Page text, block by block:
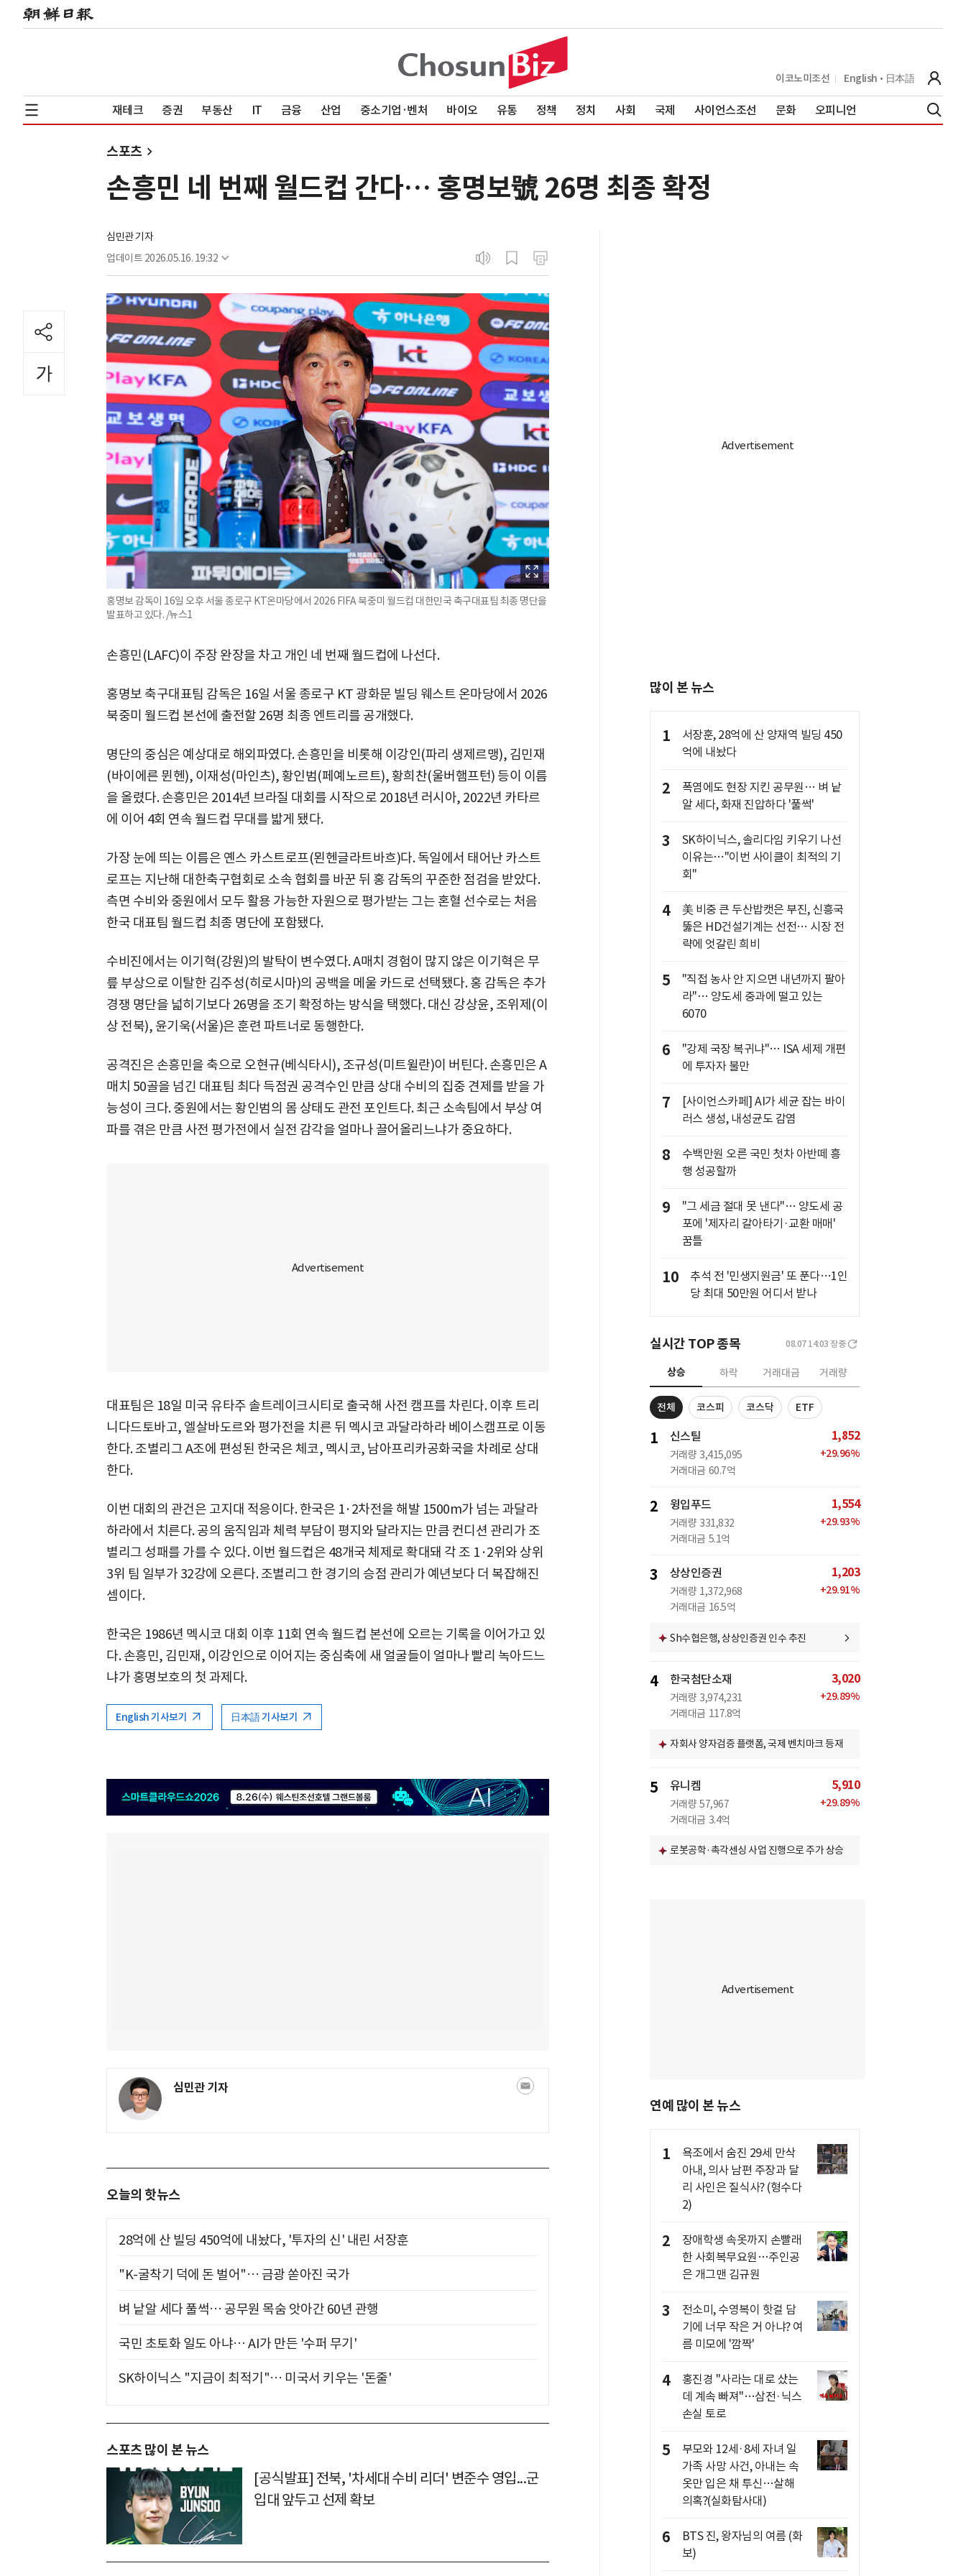
이코노미조선 English 日本語
재테크 증권 부동산 IT 금융 산업 중소기업·벤처 바이오 유통 정책 정치 사회 국제 사이언스조선 문화 오피니언
스포츠
손흥민 네 번째 월드컵 간다… 홍명보號 26명 최종 확정
심민관 기자
업데이트 2026.05.16. 19:32
홍명보 감독이 16일 오후 서울 종로구 KT온마당에서 2026 FIFA 북중미 월드컵 대한민국 축구대표팀 최종 명단을
발표하고 있다. /뉴스1
손흥민(LAFC)이 주장 완장을 차고 개인 네 번째 월드컵에 나선다.
홍명보 축구대표팀 감독은 16일 서울 종로구 KT 광화문 빌딩 웨스트 온마당에서 2026
북중미 월드컵 본선에 출전할 26명 최종 엔트리를 공개했다.
명단의 중심은 예상대로 해외파였다. 손흥민을 비롯해 이강인(파리 생제르맹), 김민재
(바이에른 뮌헨), 이재성(마인츠), 황인범(페예노르트), 황희찬(울버햄프턴) 등이 이름
을 올렸다. 손흥민은 2014년 브라질 대회를 시작으로 2018년 러시아, 2022년 카타르
에 이어 4회 연속 월드컵 무대를 밟게 됐다.
가장 눈에 띄는 이름은 옌스 카스트로프(묀헨글라트바흐)다. 독일에서 태어난 카스트
로프는 지난해 대한축구협회로 소속 협회를 바꾼 뒤 홍 감독의 꾸준한 점검을 받았다.
측면 수비와 중원에서 모두 활용 가능한 자원으로 평가받는 그는 혼혈 선수로는 처음
한국 대표팀 월드컵 최종 명단에 포함됐다.
수비진에서는 이기혁(강원)의 발탁이 변수였다. A매치 경험이 많지 않은 이기혁은 무
릎 부상으로 이탈한 김주성(히로시마)의 공백을 메울 카드로 선택됐다. 홍 감독은 추가
경쟁 명단을 넓히기보다 26명을 조기 확정하는 방식을 택했다. 대신 강상윤, 조위제(이
상 전북), 윤기욱(서울)은 훈련 파트너로 동행한다.
공격진은 손흥민을 축으로 오현규(베식타시), 조규성(미트윌란)이 버틴다. 손흥민은 A
매치 50골을 넘긴 대표팀 최다 득점권 공격수인 만큼 상대 수비의 집중 견제를 받을 가
능성이 크다. 중원에서는 황인범의 몸 상태도 관전 포인트다. 최근 소속팀에서 부상 여
파를 겪은 만큼 사전 평가전에서 실전 감각을 얼마나 끌어올리느냐가 중요하다.
대표팀은 18일 미국 유타주 솔트레이크시티로 출국해 사전 캠프를 차린다. 이후 트리
니다드토바고, 엘살바도르와 평가전을 치른 뒤 멕시코 과달라하라 베이스캠프로 이동
한다. 조별리그 A조에 편성된 한국은 체코, 멕시코, 남아프리카공화국을 차례로 상대
한다.
이번 대회의 관건은 고지대 적응이다. 한국은 1·2차전을 해발 1500m가 넘는 과달라
하라에서 치른다. 공의 움직임과 체력 부담이 평지와 달라지는 만큼 컨디션 관리가 조
별리그 성패를 가를 수 있다. 이번 월드컵은 48개국 체제로 확대돼 각 조 1·2위와 상위
3위 팀 일부가 32강에 오른다. 조별리그 한 경기의 승점 관리가 예년보다 더 복잡해진
셈이다.
한국은 1986년 멕시코 대회 이후 11회 연속 월드컵 본선에 오르는 기록을 이어가고 있
다. 손흥민, 김민재, 이강인으로 이어지는 중심축에 새 얼굴들이 얼마나 빨리 녹아드느
냐가 홍명보호의 첫 과제다.
English 기사보기 日本語 기사보기
심민관 기자
오늘의 핫뉴스
28억에 산 빌딩 450억에 내놨다, '투자의 신' 내린 서장훈
"K-굴착기 덕에 돈 벌어"… 금광 쏟아진 국가
벼 낱알 세다 풀썩… 공무원 목숨 앗아간 60년 관행
국민 초토화 일도 아냐… AI가 만든 '수퍼 무기'
SK하이닉스 "지금이 최적기"… 미국서 키우는 '돈줄'
스포츠 많이 본 뉴스
[공식발표] 전북, '차세대 수비 리더' 변준수 영입...군
입대 앞두고 선제 확보
많이 본 뉴스
1
서장훈, 28억에 산 양재역 빌딩 450
억에 내놨다
2
폭염에도 현장 지킨 공무원… 벼 낱
알 세다, 화재 진압하다 '풀썩'
3
SK하이닉스, 솔리다임 키우기 나선
이유는…"이번 사이클이 최적의 기
회"
4
美 비중 큰 두산밥캣은 부진, 신흥국
뚫은 HD건설기계는 선전… 시장 전
략에 엇갈린 희비
5
"직접 농사 안 지으면 내년까지 팔아
라"… 양도세 중과에 떨고 있는
6070
6
"강제 국장 복귀냐"… ISA 세제 개편
에 투자자 불만
7
[사이언스카페] AI가 세균 잡는 바이
러스 생성, 내성균도 감염
8
수백만원 오른 국민 첫차 아반떼 흥
행 성공할까
9
"그 세금 절대 못 낸다"… 양도세 공
포에 '제자리 갈아타기·교환 매매'
꿈틀
10
추석 전 '민생지원금' 또 푼다…1인
당 최대 50만원 어디서 받나
실시간 TOP 종목 08.07 14:03 장중
상승 하락 거래대금 거래량
전체 코스피 코스닥 ETF
1 신스틸
거래량 3,415,095
거래대금 60.7억
1,852
+29.96%
2 윙입푸드
거래량 331,832
거래대금 5.1억
1,554
+29.93%
3 상상인증권
거래량 1,372,968
거래대금 16.5억
1,203
+29.91%
Sh수협은행, 상상인증권 인수 추진
4 한국첨단소재
거래량 3,974,231
거래대금 117.8억
3,020
+29.89%
자회사 양자검증 플랫폼, 국제 벤치마크 등재
5 유니켐
거래량 57,967
거래대금 3.4억
5,910
+29.89%
로봇공학·촉각센싱 사업 진행으로 주가 상승
연예 많이 본 뉴스
1
욕조에서 숨진 29세 만삭
아내, 의사 남편 주장과 달
리 사인은 질식사? (형수다
2)
2
장애학생 속옷까지 손빨래
한 사회복무요원…주인공
은 개그맨 김규원
3
전소미, 수영복이 핫걸 담
기에 너무 작은 거 아냐? 여
름 미모에 '깜짝'
4
홍진경 "사라는 대로 샀는
데 계속 빠져"…삼전·닉스
손실 토로
5
부모와 12세·8세 자녀 일
가족 사망 사건, 아내는 속
옷만 입은 채 투신…살해
의혹?(실화탐사대)
6
BTS 진, 왕자님의 여름 (화
보)